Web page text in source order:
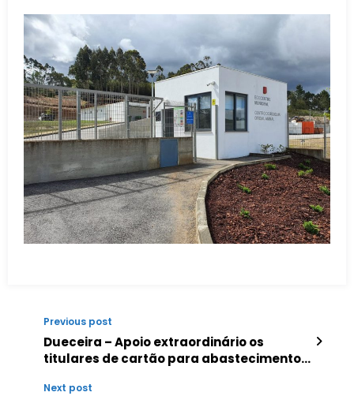
Previous post
Dueceira – Apoio extraordinário os
titulares de cartão para abastecimento
Next post